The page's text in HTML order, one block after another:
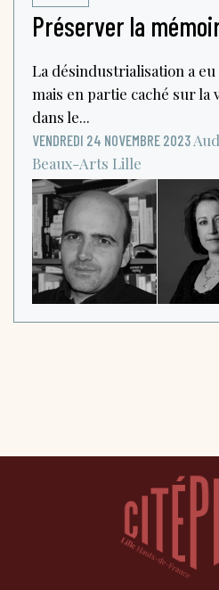
Préserver la
La désindustrialisation a
mais en partie caché sur la
dans le...
VENDREDI 24 NOVEMBRE 2023
Beaux-Arts Lille